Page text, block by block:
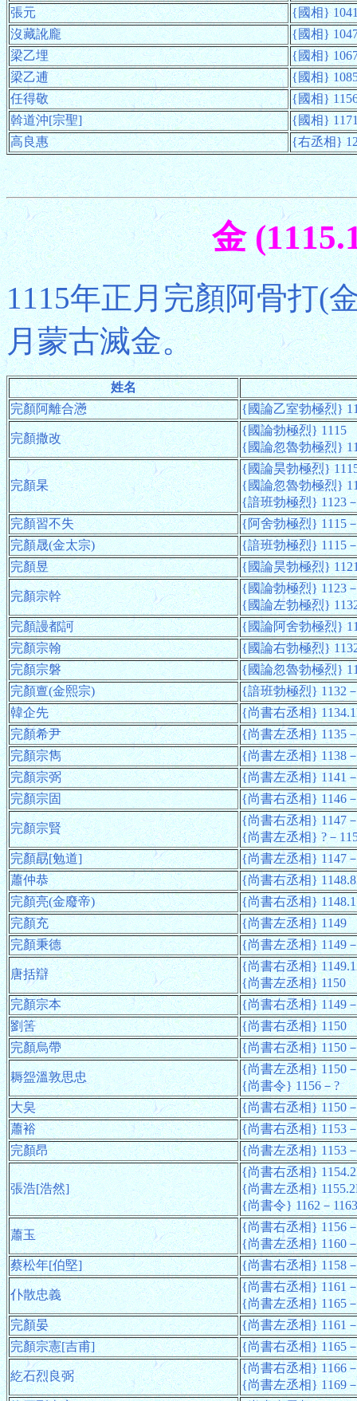
張元
{國相}
沒藏訛龐
{國相}
梁乙埋
{國相}
梁乙逋
{國相}
任得敬
{國相}
斡道沖[宗聖]
{國相}
高良惠
{右丞相}
金
1115年正月完顏阿骨打(
月蒙古滅金。
姓名
完顏阿離合懣
{國論乙室勃極烈}
完顏撒改
{國論勃極烈} 1115
{國論忽魯勃極烈}
完顏杲
{國論昊勃極烈}
{國論忽魯勃極烈}
{諳班勃極烈} 1123
完顏習不失
{阿舍勃極烈} 1115
完顏晟(金太宗)
{諳班勃極烈} 1115
完顏昱
{國論昊勃極烈}
完顏宗幹
{國論勃極烈} 1123
{國論左勃極烈}
完顏謾都訶
{國論阿舍勃極烈}
完顏宗翰
{國論右勃極烈}
完顏宗磐
{國論忽魯勃極烈}
完顏亶(金熙宗)
{諳班勃極烈} 1132
韓企先
{尚書右丞相}
完顏希尹
{尚書左丞相} 1135
完顏宗雋
{尚書左丞相} 1138
完顏宗弼
{尚書左丞相} 1141
完顏宗固
{尚書右丞相} 1146
完顏宗賢
{尚書右丞相} 1147
{尚書左丞相} ?－
完顏勗[勉道]
{尚書左丞相} 1147
蕭仲恭
{尚書右丞相}
完顏亮(金廢帝)
{尚書右丞相}
完顏充
{尚書左丞相} 1149
完顏秉德
{尚書左丞相} 1149
唐括辯
{尚書右丞相}
{尚書左丞相} 1150
完顏宗本
{尚書右丞相} 1149
劉筈
{尚書右丞相} 1150
完顏烏帶
{尚書右丞相} 1150
耨盌溫敦思忠
{尚書左丞相} 1150
{尚書令} 1156－?
大㚖
{尚書右丞相} 1150
蕭裕
{尚書右丞相} 1153
完顏昂
{尚書左丞相} 1153
張浩[浩然]
{尚書右丞相}
{尚書左丞相}
{尚書令} 1162－1163
蕭玉
{尚書右丞相} 1156
{尚書左丞相} 1160
蔡松年[伯堅]
{尚書右丞相} 1158
仆散忠義
{尚書右丞相} 1161
{尚書左丞相} 1165
完顏晏
{尚書左丞相} 1161
完顏宗憲[吉甫]
{尚書右丞相} 1165
紇石烈良弼
{尚書右丞相} 1166
{尚書左丞相} 1169